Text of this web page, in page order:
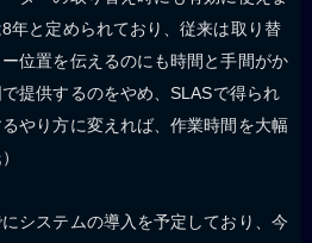
年と定められており、従来は取り替
位置を伝えるのにも時間と手間がか
提供するのをやめ、SLASで得られ
やり方に変えれば、作業時間を大幅
システムの導入を予定しており、今